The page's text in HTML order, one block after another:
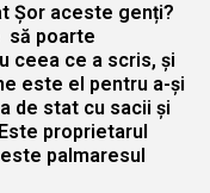
Șor aceste genți?
să poarte
ceea ce a scris, și
este el pentru a-și
de stat cu sacii și
proprietarul
palmaresul